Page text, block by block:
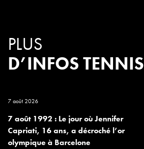
PLUS
D’INFOS TENNIS
7 août 2026
7 août 1992 : Le jour où Jennifer
Capriati, 16 ans, a décroché l’or
olympique à Barcelone